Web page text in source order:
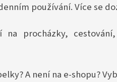
používání. Více se
na procházky,
A není na e-shopu?